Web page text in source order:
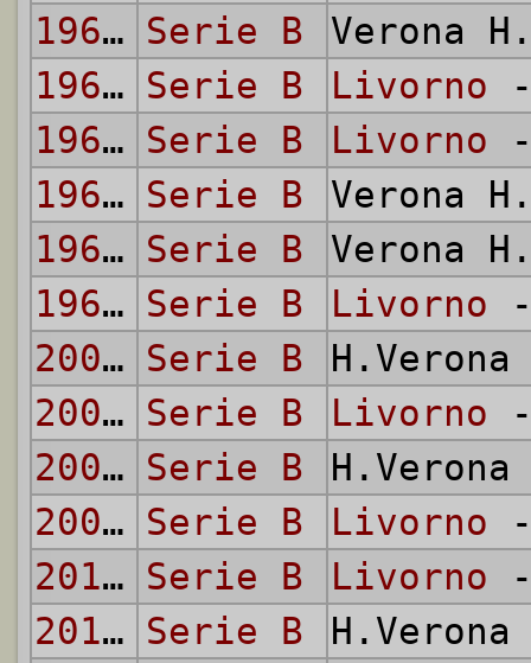
1965/66 Serie B
Verona
1965/66 Serie B Livorno
1966/67 Serie B Livorno
1966/67 Serie B
Verona
1967/68 Serie B
Verona
1967/68 Serie B Livorno
2002/03 Serie B
2002/03 Serie B Livorno
2003/04 Serie B
2003/04 Serie B Livorno
2011/12 Serie B Livorno
2011/12 Serie B